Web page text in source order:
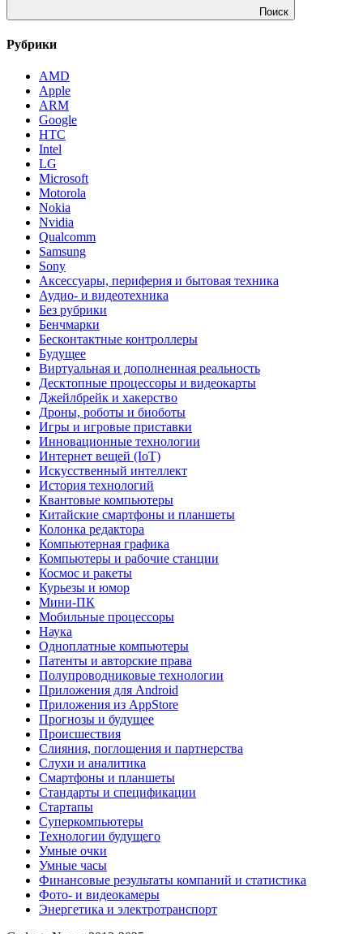
Поиск
Рубрики
AMD
Apple
ARM
Google
HTC
Intel
LG
Microsoft
Motorola
Nokia
Nvidia
Qualcomm
Samsung
Sony
Аксессуары, периферия и бытовая техника
Аудио- и видеотехника
Без рубрики
Бенчмарки
Бесконтактные контроллеры
Будущее
Виртуальная и дополненная реальность
Десктопные процессоры и видеокарты
Джейлбрейк и хакерство
Дроны, роботы и биоботы
Игры и игровые приставки
Инновационные технологии
Интернет вещей (IoT)
Искусственный интеллект
История технологий
Квантовые компьютеры
Китайские смартфоны и планшеты
Колонка редактора
Компьютерная графика
Компьютеры и рабочие станции
Космос и ракеты
Курьезы и юмор
Мини-ПК
Мобильные процессоры
Наука
Одноплатные компьютеры
Патенты и авторские права
Полупроводниковые технологии
Приложения для Android
Приложения из AppStore
Прогнозы и будущее
Происшествия
Слияния, поглощения и партнерства
Слухи и аналитика
Смартфоны и планшеты
Стандарты и спецификации
Стартапы
Суперкомпьютеры
Технологии будущего
Умные очки
Умные часы
Финансовые результаты компаний и статистика
Фото- и видеокамеры
Энергетика и электротранспорт